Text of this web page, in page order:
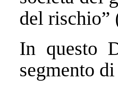
del
In questo
segmento